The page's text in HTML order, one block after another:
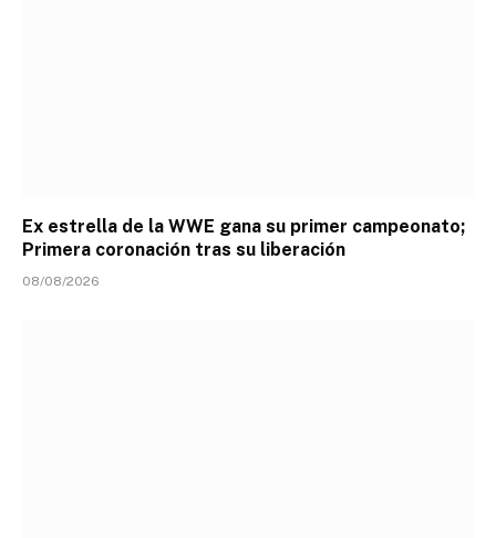
Ex estrella de la WWE gana su primer campeonato;
Primera coronación tras su liberación
08/08/2026